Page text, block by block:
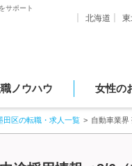
サポート
北海道
ノウハウ 女性の
田区の転職・求人一覧 自動車業界